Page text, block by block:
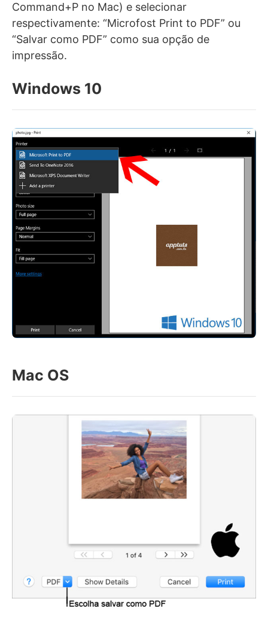
Command+P no Mac) e selecionar
respectivamente: “Microfost Print to PDF” ou
“Salvar como PDF” como sua opção de
impressão.
Windows 10
Mac OS